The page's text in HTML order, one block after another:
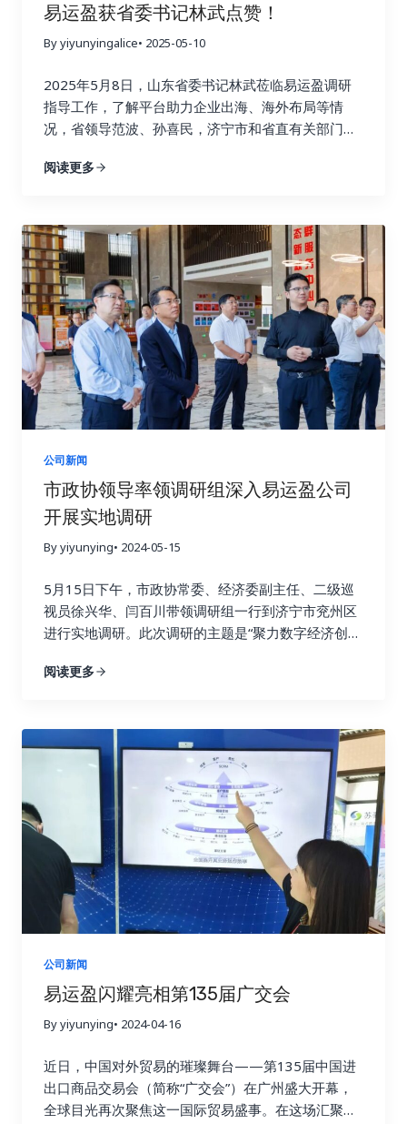
易运盈获省委书记林武点赞！
By yiyunyingalice• 2025-05-10
2025年5月8日，山东省委书记林武莅临易运盈调研
指导工作，了解平台助力企业出海、海外布局等情
况，省领导范波、孙喜民，济宁市和省直有关部门领
细汇报。 林武书记首先参观了易盈出海平台。苏杭介
渠道精准获客。林武书记对此高度关注，详细询问平
台运营模式及为企业带来的实际效益。​ 在海外仓展示
区，一幅海外网络布局图映入眼帘。苏杭详细阐述海
外仓布局战略。自2023年起，易运盈在“一带一路”沿
线关键节点设立海外仓与分公司，2025年将扩增至
20余座，构建起高效物流网络。林武书记认真听取海
外仓运营机制，对其保障山东产品快速响应海外需求
给予高度评价，希望易运盈持续提升海外仓运营能
力，拓展共建“一带一路”国家市场，为鲁企提供优质
的出海服务和外贸综合解决方案。 随后，林武书记来
到山东外贸优品库展示区。这里汇聚了众多山东优质
外贸产品，通过线上平台高效对接国内外市场。易运
盈通过数字化手段，助力山东制造走向全球。林武书
记认真查看各类产品，对易运盈推动山东外贸优品出
海的工作给予肯定。 最后，林武书记走进办公区与员
盈十分注重团队建设，打造了一支专业过硬、经验丰
富的外贸服务团队后，他非常认可易运盈“以人为
本”的发展理念和高效的团队协作模式，期望易运盈持
易运盈未来发展指明方向，易运盈将以此为起点，加
阅读更多
公司新闻
市政协领导率领调研组深入易运盈公司
开展实地调研
By yiyunying• 2024-05-15
5月15日下午，市政协常委、经济委副主任、二级巡
视员徐兴华、闫百川带领调研组一行到济宁市兖州区
进行实地调研。此次调研的主题是“聚力数字经济创新
阅读更多
公司新闻
易运盈闪耀亮相第135届广交会
By yiyunying• 2024-04-16
近日，中国对外贸易的璀璨舞台——第135届中国进
出口商品交易会（简称“广交会”）在广州盛大开幕，
全球目光再次聚焦这一国际贸易盛事。在这场汇聚全